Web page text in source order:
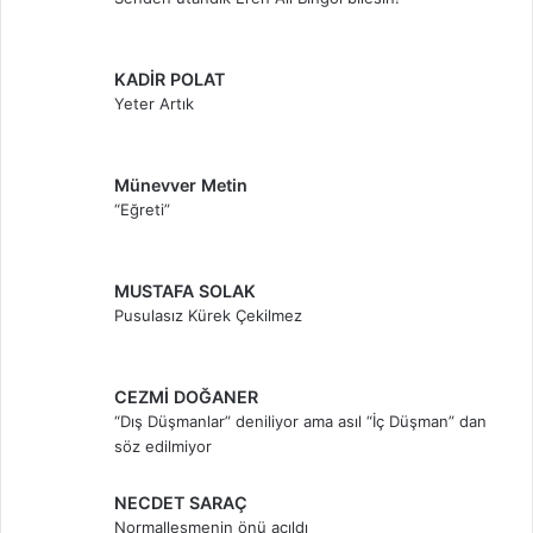
KADİR POLAT
Yeter Artık
Münevver Metin
“Eğreti”
MUSTAFA SOLAK
Pusulasız Kürek Çekilmez
CEZMİ DOĞANER
“Dış Düşmanlar” deniliyor ama asıl “İç Düşman” dan
söz edilmiyor
NECDET SARAÇ
Normalleşmenin önü açıldı